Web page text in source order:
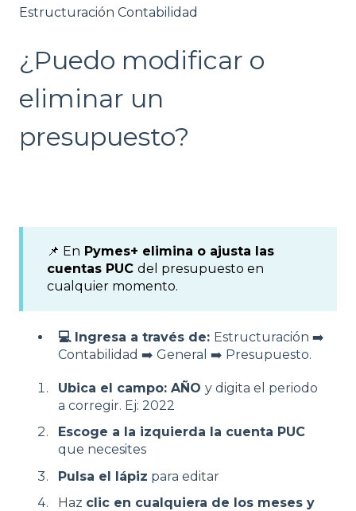
Estructuración Contabilidad
¿Puedo modificar o
eliminar un
presupuesto?
📌 En Pymes+ elimina o ajusta las
cuentas PUC del presupuesto en
cualquier momento.
💻 Ingresa a través de: Estructuración ➡️
Contabilidad ➡️ General ➡️ Presupuesto.
Ubica el campo: AÑO y digita el periodo
a corregir. Ej: 2022
Escoge a la izquierda la cuenta PUC
que necesites
Pulsa el lápiz para editar
Haz clic en cualquiera de los meses y